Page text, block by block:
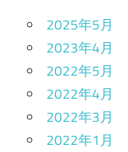
2025年5月
2023年4月
2022年5月
2022年4月
2022年3月
2022年1月